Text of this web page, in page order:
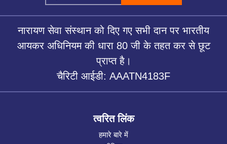
नारायण सेवा संस्थान को दिए गए सभी दान पर भारतीय
आयकर अधिनियम की धारा 80 जी के तहत कर से छूट
प्राप्त है।
चैरिटी आईडी: AAATN4183F
त्वरित लिंक
हमारे बारे में